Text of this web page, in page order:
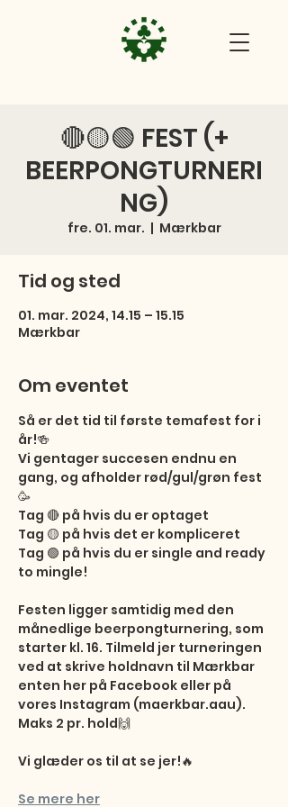
🔴🟡🟢 FEST (+
BEERPONGTURNERI
NG)
fre. 01. mar.
  |
Mærkbar
Tid og sted
01. mar. 2024, 14.15 – 15.15
Mærkbar
Om eventet
Så er det tid til første temafest for i
år!🍻
Vi gentager succesen endnu en
gang, og afholder rød/gul/grøn fest
🥳
Tag 🔴 på hvis du er optaget
Tag 🟡 på hvis det er kompliceret
Tag 🟢 på hvis du er single and ready
to mingle!
Festen ligger samtidig med den
månedlige beerpongturnering, som
starter kl. 16. Tilmeld jer turneringen
ved at skrive holdnavn til Mærkbar
enten her på Facebook eller på
vores Instagram (maerkbar.aau).
Maks 2 pr. hold🙌
Vi glæder os til at se jer!🔥
Se mere her